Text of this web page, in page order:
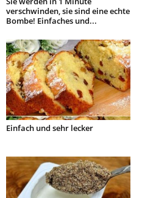
verschwinden, sie sind eine echte
Bombe! Einfaches und...
Einfach und sehr lecker